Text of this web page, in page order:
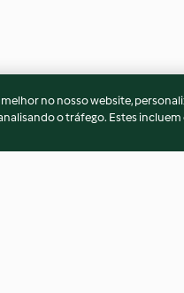
no nosso website,
o tráfego. Estes